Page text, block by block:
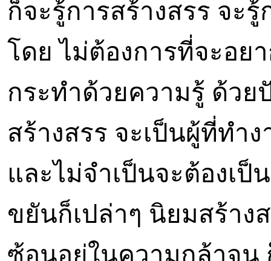
ก็จะรู้การสร้างสรร จะ
โดย ไม่ต้องการที่จะอย
กระทำด้วยความรู้ ด้ว
สร้างสรร จะเป็นผู้ที่ทำ
และไม่จำเป็นจะต้องเ
ขยันก็เปล่าๆ นิยมสร้าง
ซ้อนอยู่ในความกล้าจน